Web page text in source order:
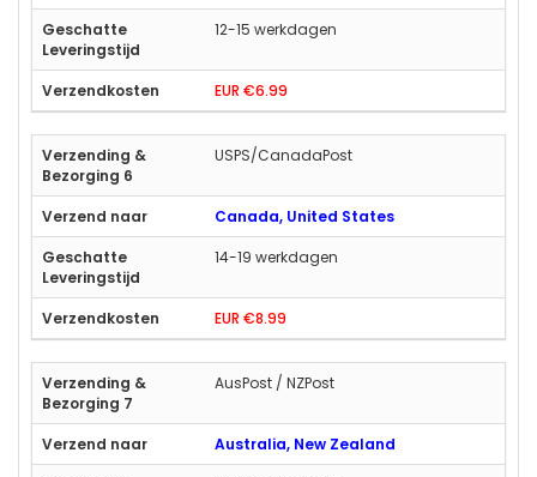
12-15 werkdagen
EUR €6.99
USPS/CanadaPost
Canada, United States
14-19 werkdagen
EUR €8.99
AusPost / NZPost
Australia, New Zealand